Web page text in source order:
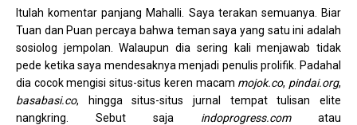
Itulah komentar panjang Mahalli. Saya terakan semuanya. Biar
Tuan dan Puan percaya bahwa teman saya yang satu ini adalah
sosiolog jempolan. Walaupun dia sering kali menjawab tidak
pede ketika saya mendesaknya menjadi penulis prolifik. Padahal
dia cocok mengisi situs-situs keren macam mojok.co, pindai.org,
basabasi.co, hingga situs-situs jurnal tempat tulisan elite
nangkring. Sebut saja indoprogress.comatau